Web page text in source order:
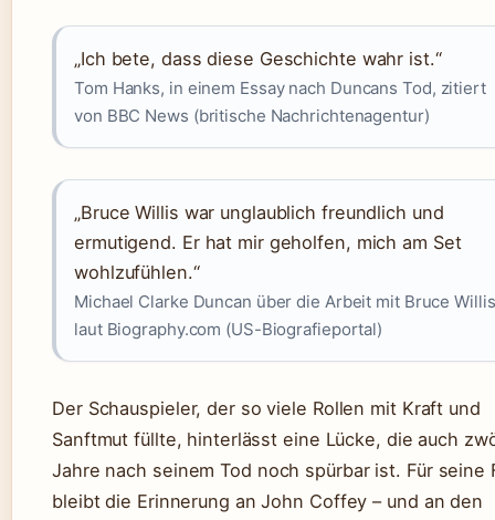
„Ich bete, dass diese Geschichte wahr ist.“
Tom Hanks, in einem Essay nach Duncans Tod, zitiert
von BBC News (britische Nachrichtenagentur)
„Bruce Willis war unglaublich freundlich und
ermutigend. Er hat mir geholfen, mich am Set
wohlzufühlen.“
Michael Clarke Duncan über die Arbeit mit Bruce
laut Biography.com (US-Biografieportal)
Der Schauspieler, der so viele Rollen mit Kraft und
Sanftmut füllte, hinterlässt eine Lücke, die auch
Jahre nach seinem Tod noch spürbar ist. Für seine
bleibt die Erinnerung an John Coffey – und an den